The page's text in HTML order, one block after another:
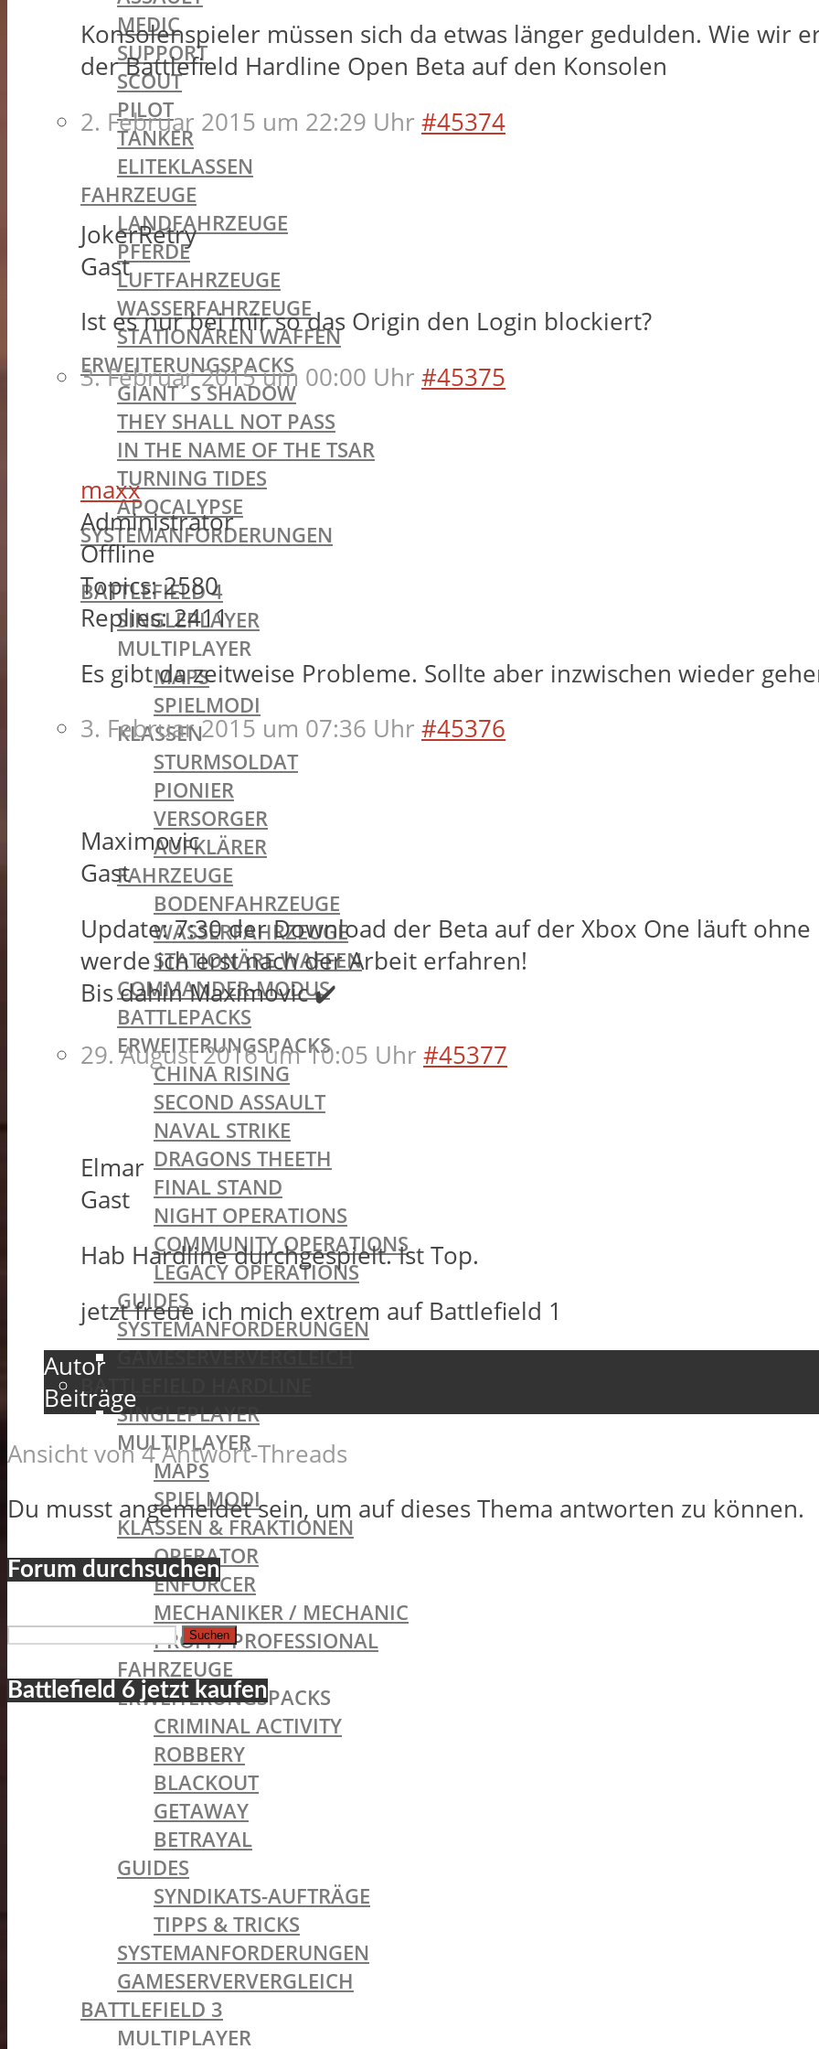
MEDIC
SUPPORT
SCOUT
PILOT
TANKER
ELITEKLASSEN
FAHRZEUGE
LANDFAHRZEUGE
PFERDE
LUFTFAHRZEUGE
WASSERFAHRZEUGE
STATIONÄREN WAFFEN
ERWEITERUNGSPACKS
GIANT´S SHADOW
THEY SHALL NOT PASS
IN THE NAME OF THE TSAR
TURNING TIDES
APOCALYPSE
SYSTEMANFORDERUNGEN
BATTLEFIELD OLDIES
BATTLEFIELD 4
SINGLEPLAYER
MULTIPLAYER
MAPS
SPIELMODI
KLASSEN
STURMSOLDAT
PIONIER
VERSORGER
AUFKLÄRER
FAHRZEUGE
BODENFAHRZEUGE
WASSERFAHRZEUGE
STATIONÄRE WAFFEN
COMMANDER-MODUS
BATTLEPACKS
ERWEITERUNGSPACKS
CHINA RISING
SECOND ASSAULT
NAVAL STRIKE
DRAGONS THEETH
FINAL STAND
NIGHT OPERATIONS
COMMUNITY OPERATIONS
LEGACY OPERATIONS
GUIDES
SYSTEMANFORDERUNGEN
GAMESERVERVERGLEICH
BATTLEFIELD HARDLINE
SINGLEPLAYER
MULTIPLAYER
MAPS
SPIELMODI
KLASSEN & FRAKTIONEN
OPERATOR
ENFORCER
MECHANIKER / MECHANIC
PROFI / PROFESSIONAL
FAHRZEUGE
ERWEITERUNGSPACKS
CRIMINAL ACTIVITY
ROBBERY
BLACKOUT
GETAWAY
BETRAYAL
GUIDES
SYNDIKATS-AUFTRÄGE
TIPPS & TRICKS
SYSTEMANFORDERUNGEN
GAMESERVERVERGLEICH
BATTLEFIELD 3
MULTIPLAYER
Konsolenspieler müssen sich da etwas länger gedulden. Wie wir
der Battlefield Hardline Open Beta auf den Konsolen
2. Februar 2015 um 22:29 Uhr #45374
JokerRetry
Gast
Ist es nur bei mir so das Origin den Login blockiert?
3. Februar 2015 um 00:00 Uhr #45375
maxx
Administrator
Offline
Topics: 2580
Replies: 2411
Es gibt da zeitweise Probleme. Sollte aber inzwischen wieder
3. Februar 2015 um 07:36 Uhr #45376
Maximovic
Gast
Update: 7:30 der Download der Beta auf der Xbox One läuft
werde ich erst nach der Arbeit erfahren!
Bis dahin Maximovic ✔️
29. August 2016 um 10:05 Uhr #45377
Elmar
Gast
Hab Hardline durchgespielt. Ist Top.
jetzt freue ich mich extrem auf Battlefield 1
Autor
Beiträge
Ansicht von 4 Antwort-Threads
Du musst angemeldet sein, um auf dieses Thema antworten zu können.
Forum durchsuchen
Suchen
Battlefield 6 jetzt kaufen